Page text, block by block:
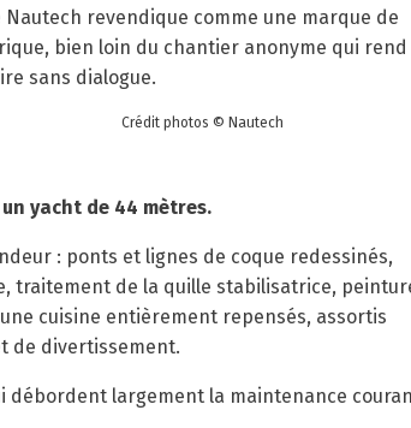
Nautech revendique comme une marque de
bien loin du chantier anonyme qui rend
sans dialogue.
Crédit photos © Nautech
yacht de 44 mètres.
: ponts et lignes de coque redessinés,
traitement de la quille stabilisatrice,
cuisine entièrement repensés, assortis
de divertissement.
largement la maintenance